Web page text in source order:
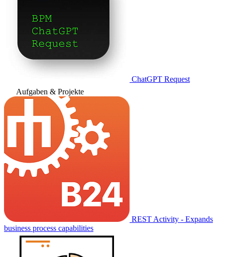
ChatGPT Request
Aufgaben & Projekte
REST Activity - Expands
business process capabilities